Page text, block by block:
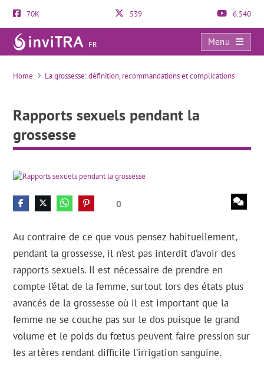
70K 539 6.540
FR
Menu
Rapports sexuels pendant la grossesse
Home La grossesse: définition, recommandations et complications
Rapports sexuels pendant la
grossesse
0
Au contraire de ce que vous pensez habituellement,
pendant la grossesse, il n’est pas interdit d’avoir des
rapports sexuels. Il est nécessaire de prendre en
compte l’état de la femme, surtout lors des états plus
avancés de la grossesse où il est important que la
femme ne se couche pas sur le dos puisque le grand
volume et le poids du fœtus peuvent faire pression sur
les artères rendant difficile l’irrigation sanguine.